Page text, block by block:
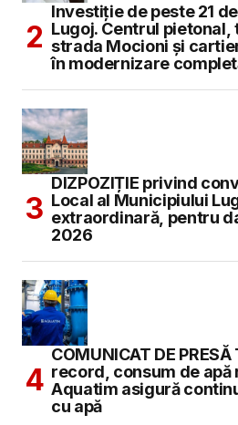
Investiție de peste 21
Lugoj. Centrul pietonal,
strada Mocioni și
în modernizare
DIZPOZIȚIE privind
Local al Municipiului
extraordinară, pentru
2026
COMUNICAT DE
record, consum de
Aquatim asigură
cu apă